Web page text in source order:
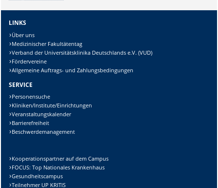
LINKS
Über uns
Medizinischer Fakultätentag
Verband der Universitätsklinika Deutschlands e.V. (VUD)
Fördervereine
Allgemeine Auftrags- und Zahlungsbedingungen
SERVICE
Personensuche
Kliniken/Institute/Einrichtungen
Veranstaltungskalender
Barrierefreiheit
Beschwerdemanagement
Kooperationspartner auf dem Campus
FOCUS: Top Nationales Krankenhaus
Gesundheitscampus
Teilnehmer UP KRITIS